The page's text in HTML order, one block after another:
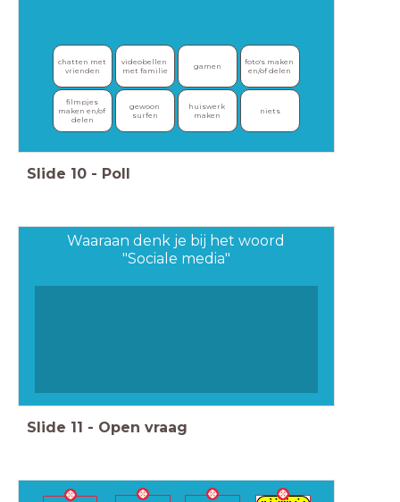
chatten met
vrienden
videobellen
met familie
gamen
foto's maken
en/of delen
filmpjes
maken en/of
delen
gewoon
surfen
huiswerk
maken
niets
Slide 10 - Poll
Waaraan denk je bij het woord
"Sociale media"
Slide 11 - Open vraag